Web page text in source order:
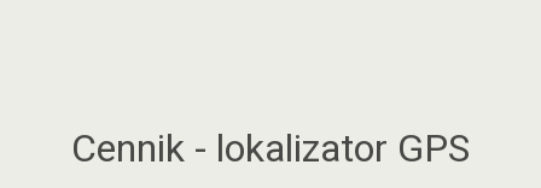
Cennik - lokalizator GPS